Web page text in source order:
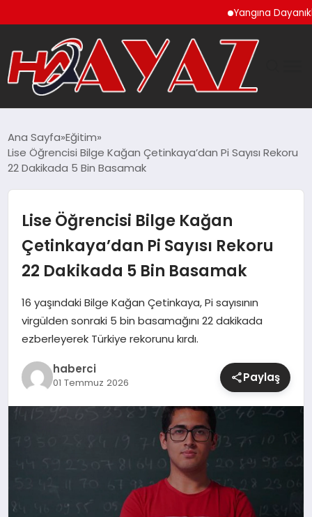
Yangına Dayanıklı
DÜNYA
MAGAZIN
SAĞLIK
SIYASET
SPOR
TEKNOLOJI
Ana Sayfa Eğitim
Lise Öğrencisi Bilge Kağan Çetinkaya’dan Pi Sayısı Rekoru
22 Dakikada 5 Bin Basamak
Lise Öğrencisi Bilge Kağan
Çetinkaya’dan Pi Sayısı Rekoru
22 Dakikada 5 Bin Basamak
16 yaşındaki Bilge Kağan Çetinkaya, Pi sayısının
virgülden sonraki 5 bin basamağını 22 dakikada
ezberleyerek Türkiye rekorunu kırdı.
haberci
01 Temmuz 2026 Paylaş